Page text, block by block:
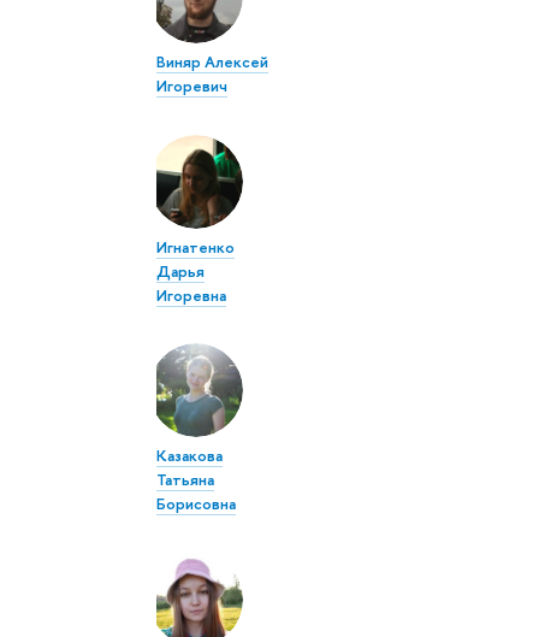
Виняр Алексей
Игоревич
Игнатенко
Дарья
Игоревна
Казакова
Татьяна
Борисовна